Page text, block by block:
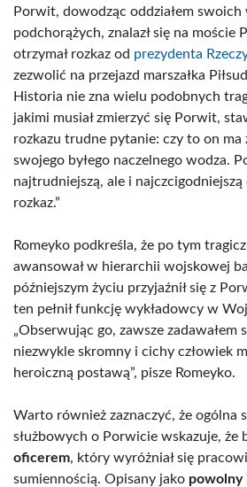
Porwit, dowodząc oddziałem
podchorążych, znalazł się na moście
otrzymał rozkaz od prezydenta
zezwolić na przejazd marszałka
Historia nie zna wielu podobnych
jakimi musiał zmierzyć się Porwit,
rozkazu trudne pytanie: czy to on ma
swojego byłego naczelnego wodza.
najtrudniejszą, ale i najczcigodniejszą
rozkaz.”
Romeyko podkreśla, że po tym
awansował w hierarchii wojskowej
późniejszym życiu przyjaźnił się z
ten pełnił funkcję wykładowcy w
„Obserwując go, zawsze zadawałem
niezwykle skromny i cichy człowiek
heroiczną postawą”, pisze Romeyko.
Warto również zaznaczyć, że ogólna
służbowych o Porwicie wskazuje, że
oficerem, który wyróżniał się
sumiennością. Opisany jako powolny